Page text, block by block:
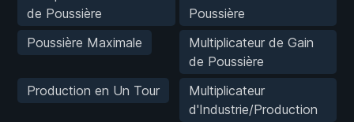
de Poussière
Poussière
Poussière Maximale
Multiplicateur de Gain
de Poussière
Production en Un Tour
Multiplicateur
d'Industrie/Production